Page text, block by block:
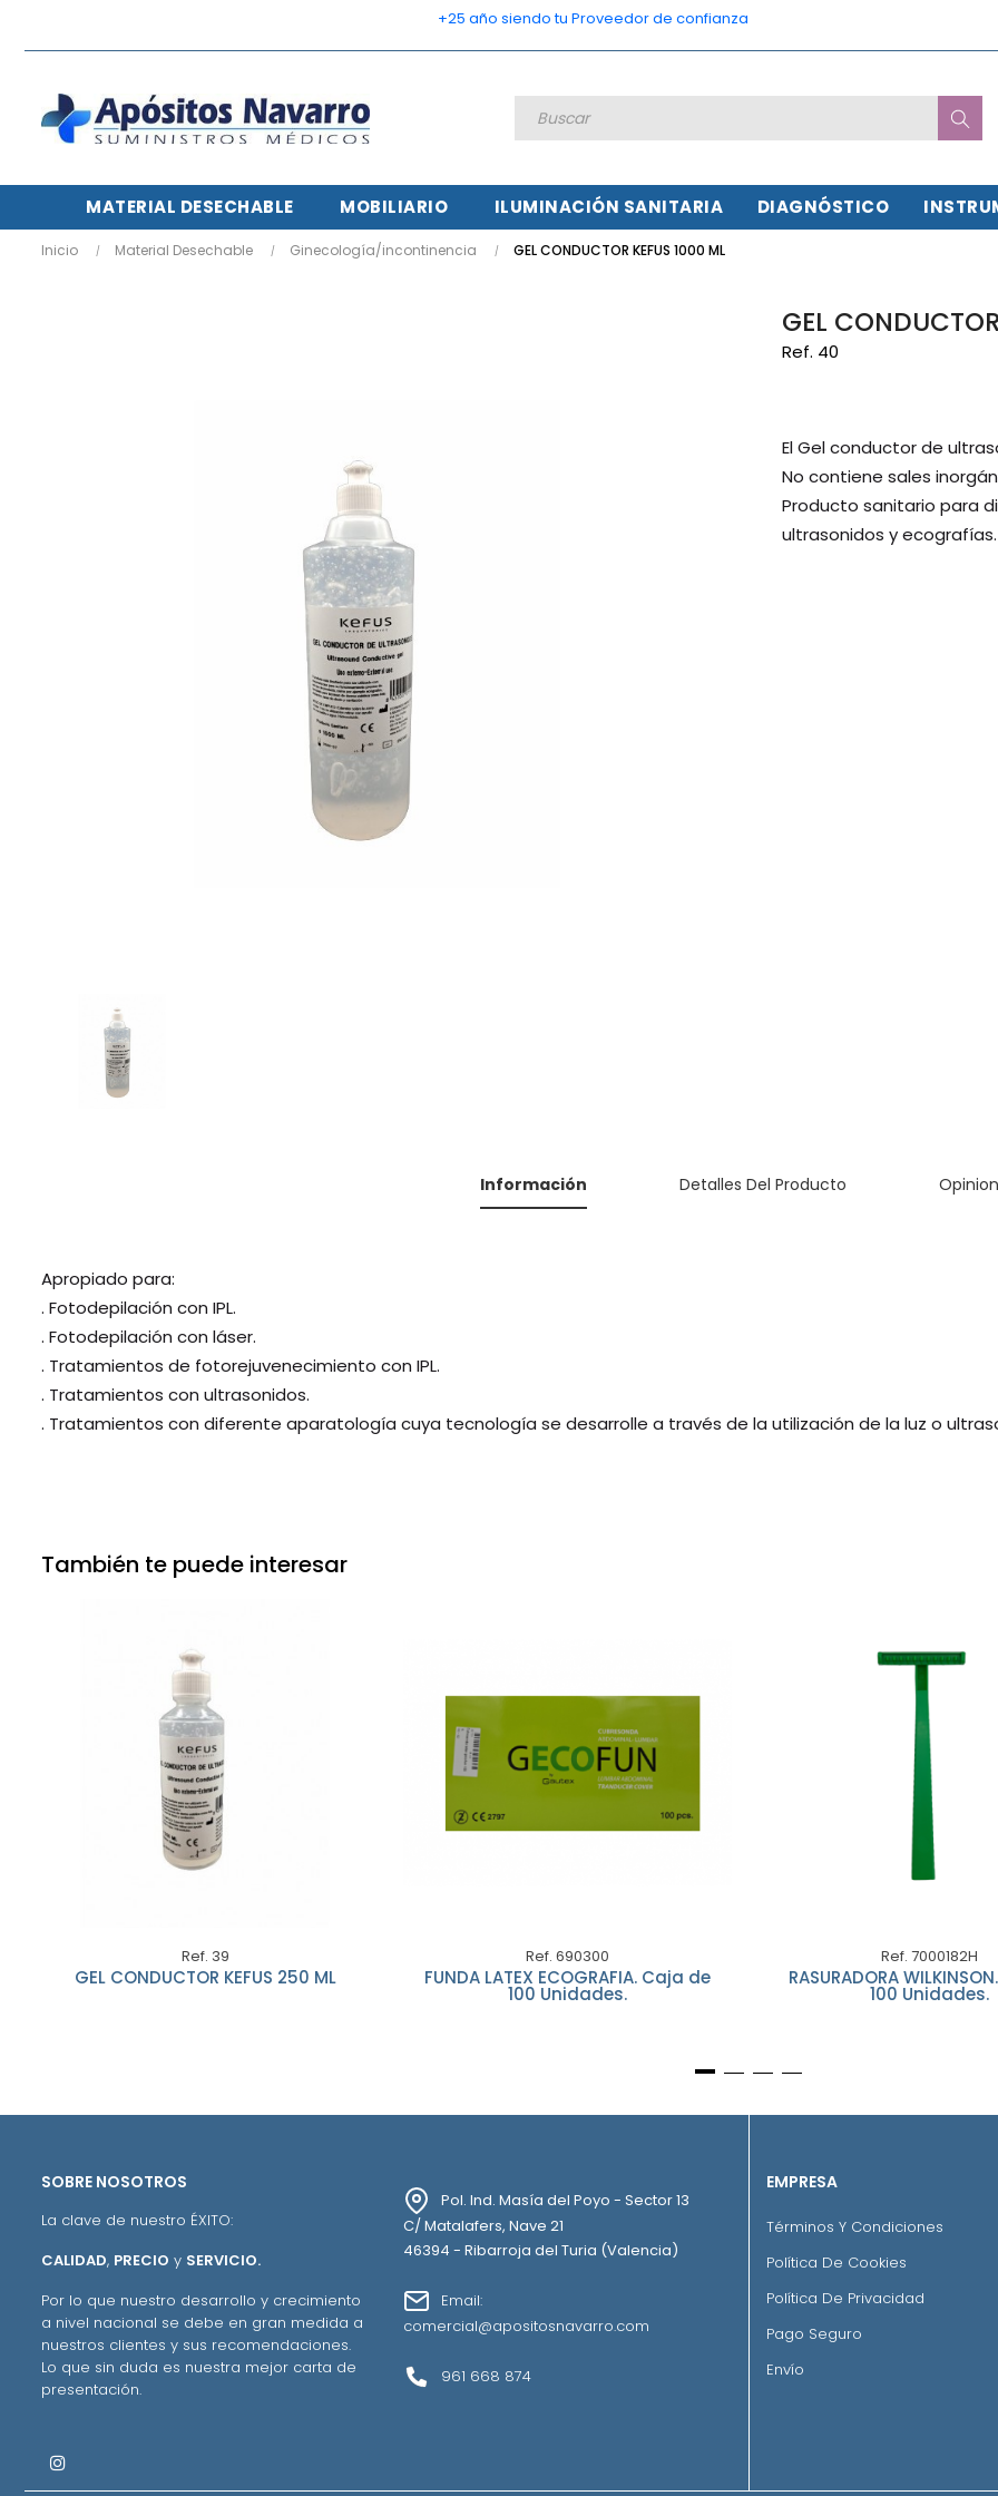
    +25 año siendo tu Proveedor de confianza
MATERIAL DESECHABLE MOBILIARIO ILUMINACIÓN SANITARIA DIAGNÓSTICO
Inicio Material Desechable Ginecología/incontinencia GEL CONDUCTOR KEFUS 1000 ML
GEL
Ref. 40
El Gel conductor de
No contiene sales
Producto sanitario para
ultrasonidos y ecografías.
Información Detalles Del Producto
Apropiado para:
. Fotodepilación con IPL.
. Fotodepilación con láser.
. Tratamientos de fotorejuvenecimiento con IPL.
. Tratamientos con ultrasonidos.
. Tratamientos con diferente aparatología cuya tecnología se desarrolle a través de la utilización de la luz o
También te puede interesar
Ref. 39
GEL CONDUCTOR KEFUS 250 ML
Ref. 690300
FUNDA LATEX ECOGRAFIA. Caja de
100 Unidades.
Ref. 7000182H
RASURADORA
100 Unidades.
SOBRE NOSOTROS
La clave de nuestro ÉXITO:
CALIDAD, PRECIO y SERVICIO.
Por lo que nuestro desarrollo y crecimiento
a nivel nacional se debe en gran medida a
nuestros clientes y sus recomendaciones.
Lo que sin duda es nuestra mejor carta de
presentación.
Pol. Ind. Masía del Poyo - Sector 13
C/ Matalafers, Nave 21
46394 - Ribarroja del Turia (Valencia)
Email:
comercial@apositosnavarro.com
961 668 874
EMPRESA
Términos Y Condiciones
Política De Cookies
Política De Privacidad
Pago Seguro
Envío